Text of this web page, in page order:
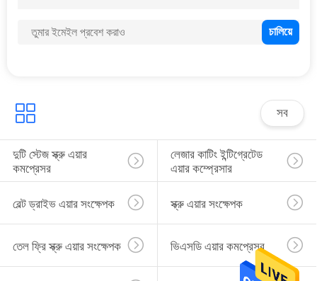
সব
দুটি স্টেজ স্ক্রু এয়ার
কমপ্রেসর
লেজার কাটিং ইন্টিগ্রেটেড
এয়ার কম্প্রেসার
বেল্ট ড্রাইভ এয়ার সংক্ষেপক স্ক্রু এয়ার সংক্ষেপক
তেল ফ্রি স্ক্রু এয়ার সংক্ষেপক ভিএসডি এয়ার কমপ্রেসর